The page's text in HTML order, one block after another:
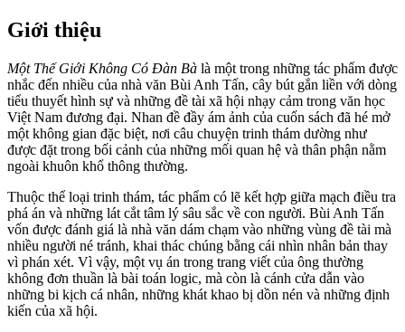
Giới thiệu
Một Thế Giới Không Có Đàn Bà là một trong những tác phẩm được
nhắc đến nhiều của nhà văn Bùi Anh Tấn, cây bút gắn liền với dòng
tiểu thuyết hình sự và những đề tài xã hội nhạy cảm trong văn học
Việt Nam đương đại. Nhan đề đầy ám ảnh của cuốn sách đã hé mở
một không gian đặc biệt, nơi câu chuyện trinh thám dường như
được đặt trong bối cảnh của những mối quan hệ và thân phận nằm
ngoài khuôn khổ thông thường.
Thuộc thể loại trinh thám, tác phẩm có lẽ kết hợp giữa mạch điều tra
phá án và những lát cắt tâm lý sâu sắc về con người. Bùi Anh Tấn
vốn được đánh giá là nhà văn dám chạm vào những vùng đề tài mà
nhiều người né tránh, khai thác chúng bằng cái nhìn nhân bản thay
vì phán xét. Vì vậy, một vụ án trong trang viết của ông thường
không đơn thuần là bài toán logic, mà còn là cánh cửa dẫn vào
những bi kịch cá nhân, những khát khao bị dồn nén và những định
kiến của xã hội.